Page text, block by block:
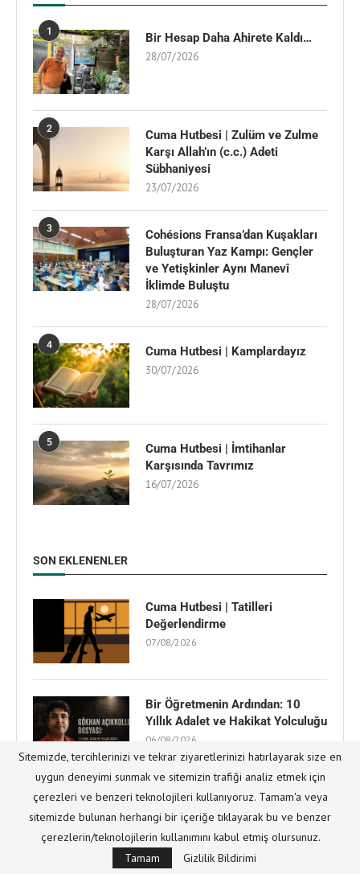
1 Bir Hesap Daha Ahirete Kaldı…
28/07/2026
2
Cuma Hutbesi | Zulüm ve Zulme
Karşı Allah’ın (c.c.) Adeti
Sübhaniyesi
23/07/2026
3
Cohésions Fransa’dan Kuşakları
Buluşturan Yaz Kampı: Gençler
ve Yetişkinler Aynı Manevî
İklimde Buluştu
28/07/2026
4 Cuma Hutbesi | Kamplardayız
30/07/2026
5
Cuma Hutbesi | İmtihanlar
Karşısında Tavrımız
16/07/2026
SON EKLENENLER
Cuma Hutbesi | Tatilleri
Değerlendirme
07/08/2026
Bir Öğretmenin Ardından: 10
Yıllık Adalet ve Hakikat Yolculuğu
06/08/2026
Güney Afrika’da 8. Fountain
Dergisi Yarışması: Din ile Bilim
Arasında Yenilikçi Bir Köprü
03/08/2026
Sitemizde, tercihlerinizi ve tekrar ziyaretlerinizi hatırlayarak size en
uygun deneyimi sunmak ve sitemizin trafiği analiz etmek için
çerezleri ve benzeri teknolojileri kullanıyoruz. Tamam'a veya
sitemizde bulunan herhangi bir içeriğe tıklayarak bu ve benzer
çerezlerin/teknolojilerin kullanımını kabul etmiş olursunuz.
Tamam
Gizlilik Bildirimi